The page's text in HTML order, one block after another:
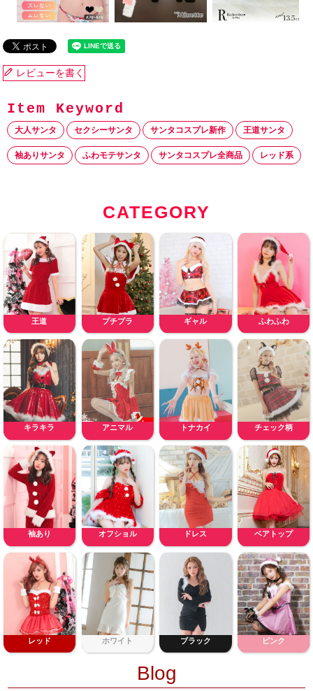
レビューを書く
大人サンタ セクシーサンタ サンタコスプレ新作 王道サンタ
袖ありサンタ ふわモテサンタ サンタコスプレ全商品 レッド系
CATEGORY
王道 プチプラ ギャル ふわふわ
キラキラ アニマル トナカイ チェック柄
袖あり オフショル ドレス ベアトップ
レッド ホワイト ブラック ピンク
Blog